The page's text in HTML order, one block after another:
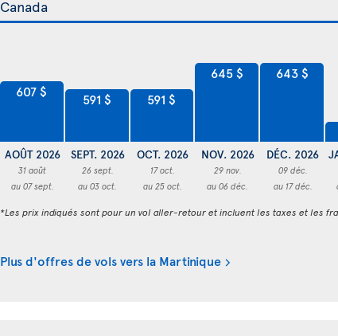
607 $
AOÛT 2026
31 août
au 07 sept.
591 $
SEPT. 2026
26 sept.
au 03 oct.
591 $
OCT. 2026
17 oct.
au 25 oct.
645 $
NOV. 2026
29 nov.
au 06 déc.
643 $
DÉC. 2026
09 déc.
au 17 déc.
*Les prix indiqués sont pour un vol aller-retour et incluent les taxes et les
Plus d'offres de vols vers la Martinique